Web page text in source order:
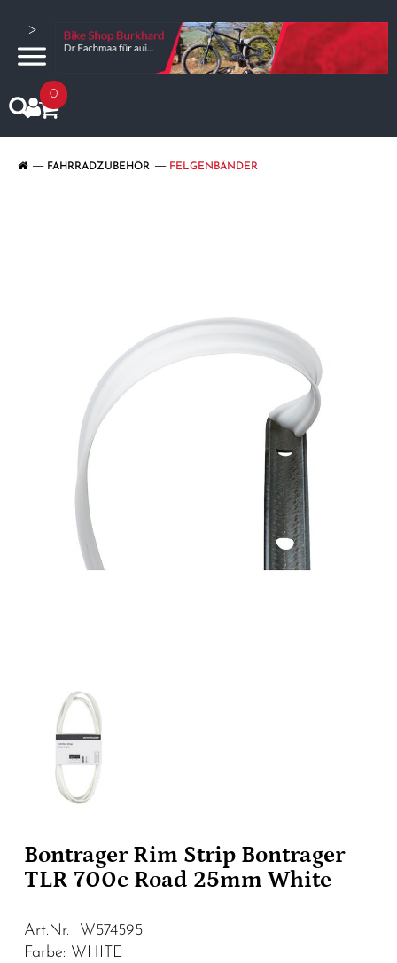
>
0
FAHRRADZUBEHÖR FELGENBÄNDER
Bontrager Rim Strip Bontrager
TLR 700c Road 25mm White
Art.Nr. W574595
Farbe: WHITE